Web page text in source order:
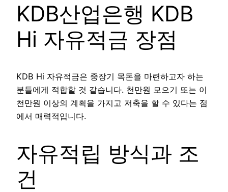
KDB산업은행 KDB
Hi 자유적금 장점
KDB Hi 자유적금은 중장기 목돈을 마련하고자 하는
분들에게 적합할 것 같습니다. 천만원 모으기 또는 이
천만원 이상의 계획을 가지고 저축을 할 수 있다는 점
에서 매력적입니다.
자유적립 방식과 조
건